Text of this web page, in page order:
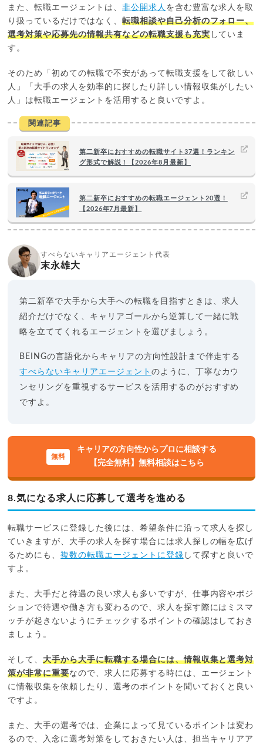
また、転職エージェントは、 非公開求人 を含む豊富な求人を取
り扱っているだけではなく、 転職相談や自己分析のフォロー、
選考対策や応募先の情報共有などの転職支援も充実していま
す。
そのため「初めての転職で不安があって転職支援をして欲しい
人」「大手の求人を効率的に探したり詳しい情報収集がしたい
人」は転職エージェントを活用すると良いですよ。
関連記事
第二新卒におすすめの転職サイト37選！ランキン
グ形式で解説！【2026年8月最新】
第二新卒におすすめの転職エージェント20選！
【2026年7月最新】
すべらないキャリアエージェント代表
末永雄大
第二新卒で大手から大手への転職を目指すときは、求人
紹介だけでなく、キャリアゴールから逆算して一緒に戦
略を立ててくれるエージェントを選びましょう。
BEINGの言語化からキャリアの方向性設計まで伴走する
すべらないキャリアエージェント のように、丁寧なカウ
ンセリングを重視するサービスを活用するのがおすすめ
ですよ。
キャリアの方向性からプロに相談する
【完全無料】無料相談はこちら
8.気になる求人に応募して選考を進める
転職サービスに登録した後には、希望条件に沿って求人を探し
ていきますが、大手の求人を探す場合には求人探しの幅を広げ
るためにも、複数の転職エージェントに登録 して探すと良いで
すよ。
また、大手だと待遇の良い求人も多いですが、仕事内容やポジ
ションで待遇や働き方も変わるので、求人を探す際にはミスマ
ッチが起きないようにチェックするポイントの確認はしておき
ましょう。
そして、大手から大手に転職する場合には、情報収集と選考対
策が非常に重要なので、求人に応募する時には、エージェント
に情報収集を依頼したり、選考のポイントを聞いておくと良い
ですよ。
また、大手の選考では、企業によって見ているポイントは変わ
るので、入念に選考対策をしておきたい人は、担当キャリアア